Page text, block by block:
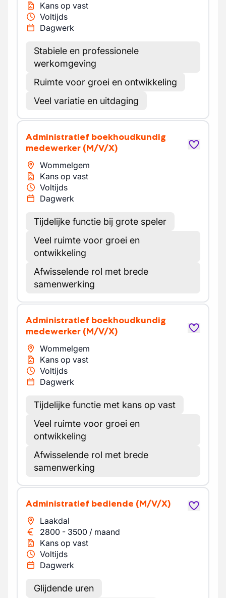
Kans op vast
Voltijds
Dagwerk
Stabiele en professionele
werkomgeving
Ruimte voor groei en ontwikkeling
Veel variatie en uitdaging
Administratief boekhoudkundig
medewerker (M/V/X)
Wommelgem
Kans op vast
Voltijds
Dagwerk
Tijdelijke functie bij grote speler
Veel ruimte voor groei en
ontwikkeling
Afwisselende rol met brede
samenwerking
Administratief boekhoudkundig
medewerker (M/V/X)
Wommelgem
Kans op vast
Voltijds
Dagwerk
Tijdelijke functie met kans op vast
Veel ruimte voor groei en
ontwikkeling
Afwisselende rol met brede
samenwerking
Administratief bediende (M/V/X)
Laakdal
2800 - 3500 / maand
Kans op vast
Voltijds
Dagwerk
Glijdende uren